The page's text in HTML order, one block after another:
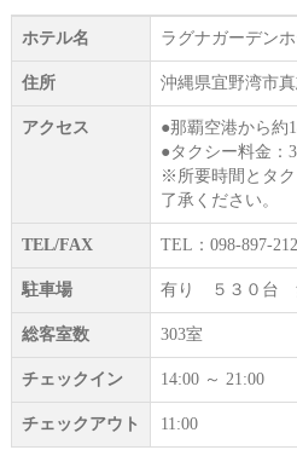
ホテル名 ラグナガーデン
住所 沖縄県宜野湾市真
アクセス
●那覇空港から約
●タクシー料金：
※所要時間とタ
了承ください。
TEL/FAX TEL：098-897-
駐車場 有り ５３０台
総客室数 303室
チェックイン 14:00 ～ 21:00
チェックアウト 11:00